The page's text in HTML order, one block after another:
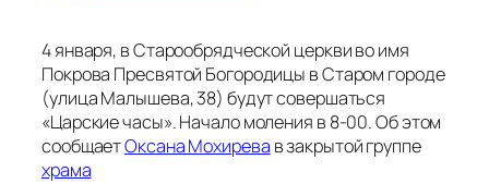
4 января, в Старообрядческой церкви во имя
Покрова Пресвятой Богородицы в Старом городе
(улица Малышева, 38) будут совершаться
«Царские часы». Начало моления в 8-00. Об этом
сообщаетОксана Мохирева в закрытой группе
храма